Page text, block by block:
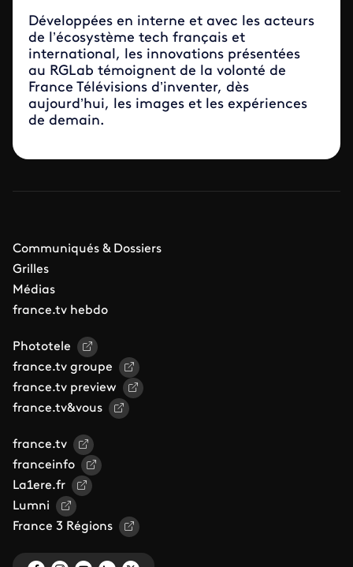
Développées en interne et avec les acteurs
de l’écosystème tech français et
international, les innovations présentées
au RGLab témoignent de la volonté de
France Télévisions d’inventer, dès
aujourd’hui, les images et les expériences
de demain.
Communiqués & Dossiers
Grilles
Médias
france.tv hebdo
Phototele
france.tv groupe
france.tv preview
france.tv&vous
france.tv
franceinfo
La1ere.fr
Lumni
France 3 Régions